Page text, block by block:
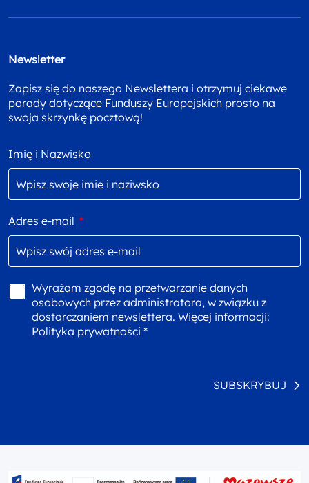
Newsletter
Zapisz się do naszego Newslettera i otrzymuj ciekawe
porady dotyczące Funduszy Europejskich prosto na
swoja skrzynkę pocztową!
Imię i Nazwisko
Adres e-mail *
Wyrażam zgodę na przetwarzanie danych
osobowych przez administratora, w związku z
dostarczaniem newslettera. Więcej informacji:
Polityka prywatności *
SUBSKRYBUJ